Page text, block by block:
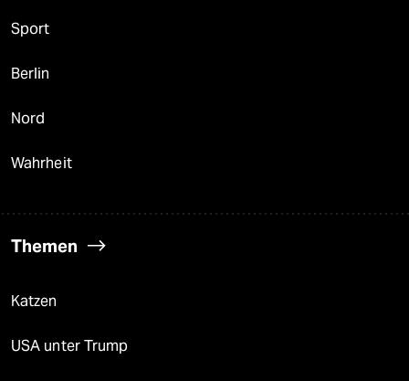
Sport
Berlin
Nord
Wahrheit
Themen
Katzen
USA unter Trump